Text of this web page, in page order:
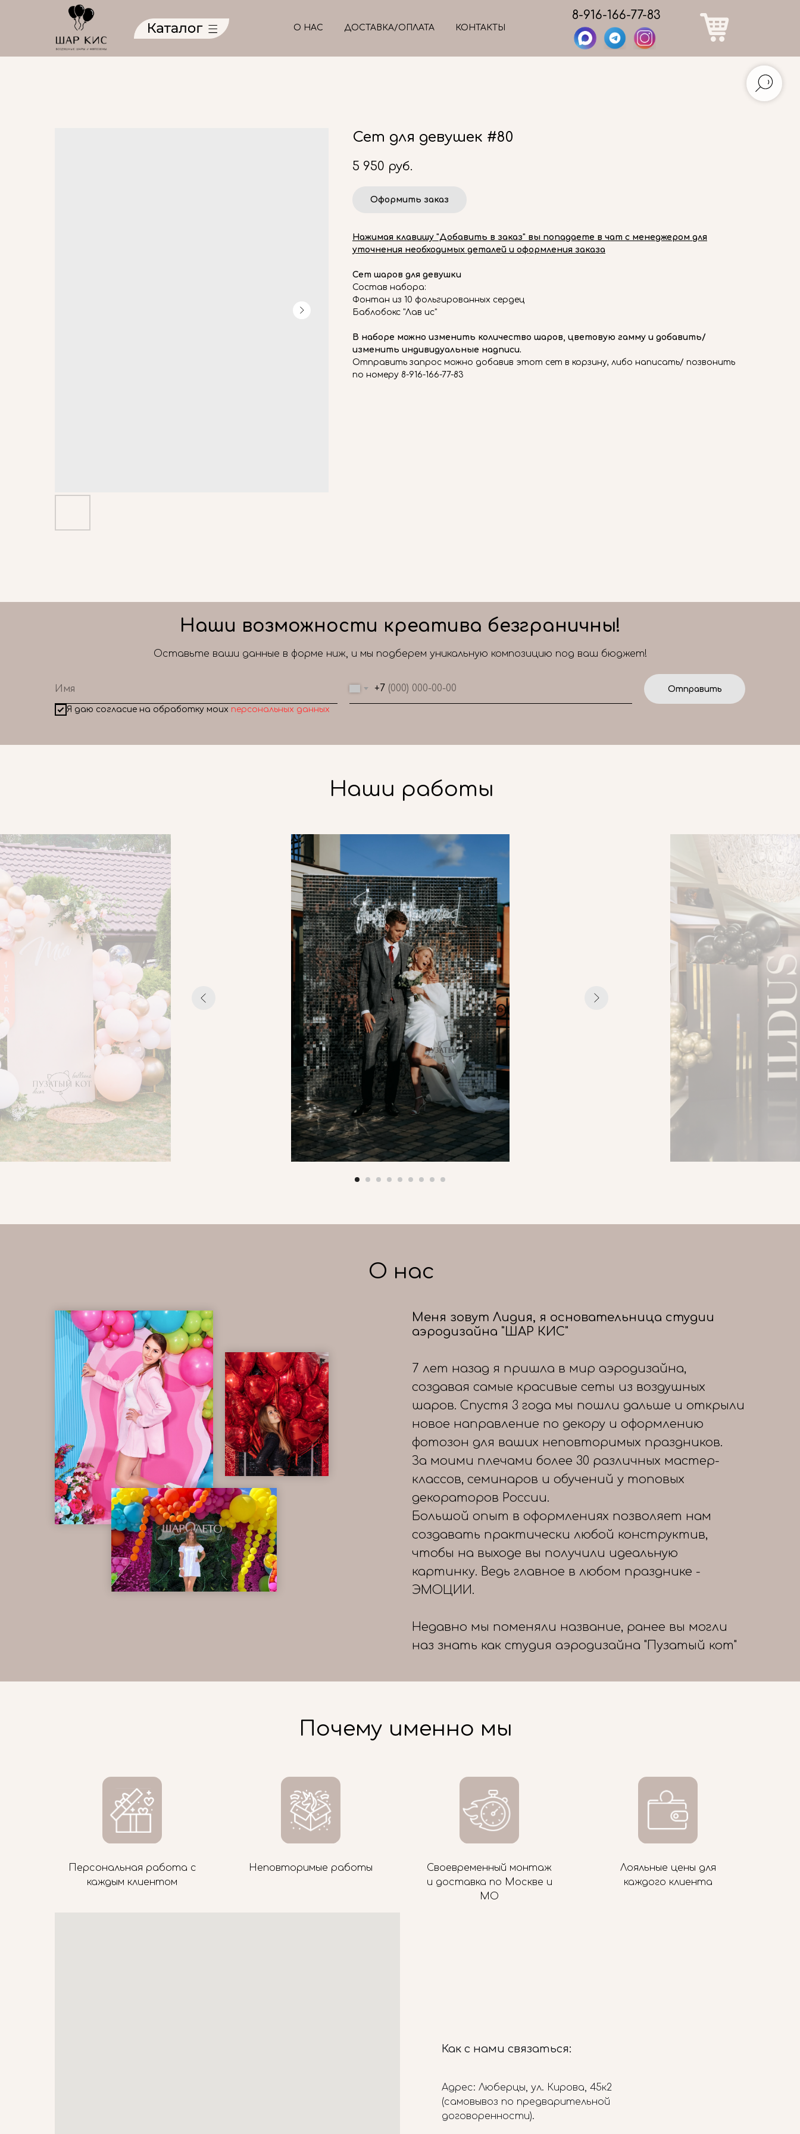
8-916-166-77-83
О НАС ДОСТАВКА/ОПЛАТА КОНТАКТЫ
Сет для девушек #80
5 950 руб.
Оформить заказ
Нажимая клавишу "Добавить в заказ" вы попадаете в чат с менеджером для
уточнения необходимых деталей и оформления заказа
Сет шаров для девушки
Состав набора:
Фонтан из 10 фольгированных сердец
Баблобокс "Лав ис"
В наборе можно изменить количество шаров, цветовую гамму и добавить/
изменить индивидуальные надписи.
Отправить запрос можно добавив этот сет в корзину, либо написать/ позвонить
по номеру 8-916-166-77-83
+7
Я даю согласие на обработку моих персональных данных
Отправить
Наши возможности креатива безграничны!
Оставьте ваши данные в форме ниж, и мы подберем уникальную композицию под ваш бюджет!
Наши работы
О нас
Меня зовут Лидия, я основательница студии
аэродизайна "ШАР КИС"
7 лет назад я пришла в мир аэродизайна,
создавая самые красивые сеты из воздушных
шаров. Спустя 3 года мы пошли дальше и открыли
новое направление по декору и оформлению
фотозон для ваших неповторимых праздников.
За моими плечами более 30 различных мастер-
классов, семинаров и обучений у топовых
декораторов России.
Большой опыт в оформлениях позволяет нам
создавать практически любой конструктив,
чтобы на выходе вы получили идеальную
картинку. Ведь главное в любом празднике -
ЭМОЦИИ.
Недавно мы поменяли название, ранее вы могли
наз знать как студия аэродизайна "Пузатый кот"
Почему именно мы
Персональная работа с
каждым клиентом
Неповторимые работы
Своевременный монтаж
и доставка по Москве и
МО
Лояльные цены для
каждого клиента
Как с нами связаться:
Адрес: Люберцы, ул. Кирова, 45к2
(самовывоз по предварительной
договоренности).